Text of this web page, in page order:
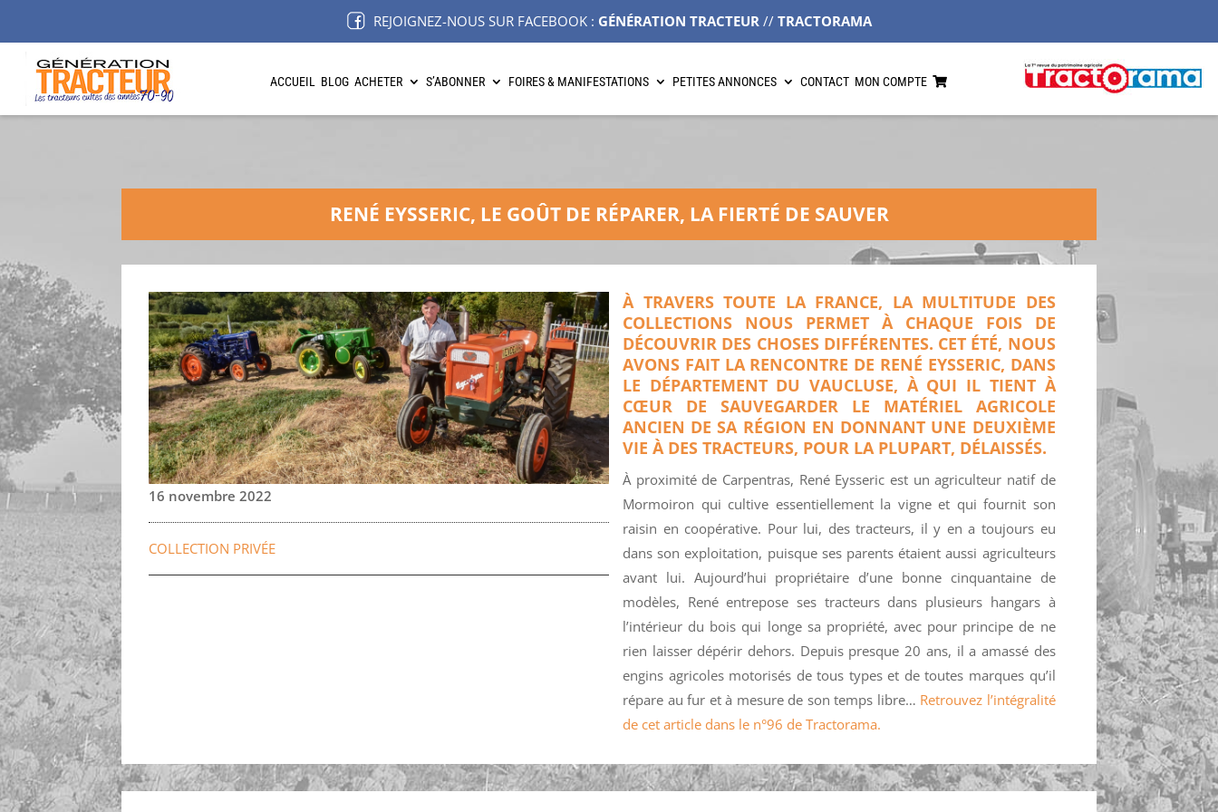
REJOIGNEZ-NOUS SUR FACEBOOK : GÉNÉRATION TRACTEUR// TRACTORAMA
ACCUEIL BLOG ACHETER S’ABONNER FOIRES & MANIFESTATIONS PETITES ANNONCES CONTACT MON COMPTE
RENÉ EYSSERIC, LE GOÛT DE RÉPARER, LA FIERTÉ DE SAUVER
16 novembre 2022
COLLECTION PRIVÉE
À TRAVERS TOUTE LA FRANCE, LA MULTITUDE DES
COLLECTIONS NOUS PERMET À CHAQUE FOIS DE
DÉCOUVRIR DES CHOSES DIFFÉRENTES. CET ÉTÉ, NOUS
AVONS FAIT LA RENCONTRE DE RENÉ EYSSERIC, DANS
LE DÉPARTEMENT DU VAUCLUSE, À QUI IL TIENT À
CŒUR DE SAUVEGARDER LE MATÉRIEL AGRICOLE
ANCIEN DE SA RÉGION EN DONNANT UNE DEUXIÈME
VIE À DES TRACTEURS, POUR LA PLUPART, DÉLAISSÉS.
À proximité de Carpentras, René Eysseric est un agriculteur natif de
Mormoiron qui cultive essentiellement la vigne et qui fournit son
raisin en coopérative. Pour lui, des tracteurs, il y en a toujours eu
dans son exploitation, puisque ses parents étaient aussi agriculteurs
avant lui. Aujourd’hui propriétaire d’une bonne cinquantaine de
modèles, René entrepose ses tracteurs dans plusieurs hangars à
l’intérieur du bois qui longe sa propriété, avec pour principe de ne
rien laisser dépérir dehors. Depuis presque 20 ans, il a amassé des
engins agricoles motorisés de tous types et de toutes marques qu’il
répare au fur et à mesure de son temps libre… Retrouvez l’intégralité
de cet article dans le n°96 de Tractorama.